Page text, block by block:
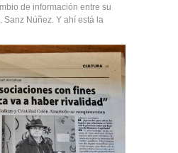
de información entre su
Sanz Núñez. Y ahí está la